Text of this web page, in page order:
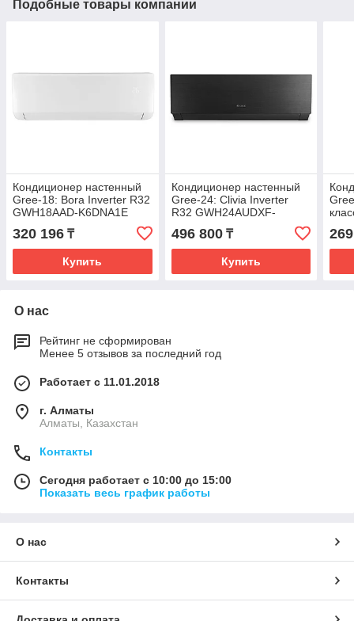
Подобные товары компании
Кондиционер настенный
Gree-18: Bora Inverter R32
GWH18AAD-K6DNA1E
(без соединительной
инсталляции)
320 196 ₸
Купить
Кондиционер настенный
Gree-24: Clivia Inverter
R32 GWH24AUDXF-
K6DNA1A (без
соединительной
инсталляции)
496 800₸
Купить
О нас
Рейтинг не сформирован
Менее 5 отзывов за последний год
Работает с 11.01.2018
г. Алматы
Алматы, Казахстан
Контакты
Сегодня работает с 10:00 до 15:00
Показать весь график работы
О нас
Контакты